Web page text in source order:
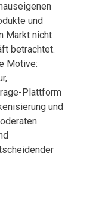
und
Markt nicht
betrachtet.
Motive:
Plattform
und